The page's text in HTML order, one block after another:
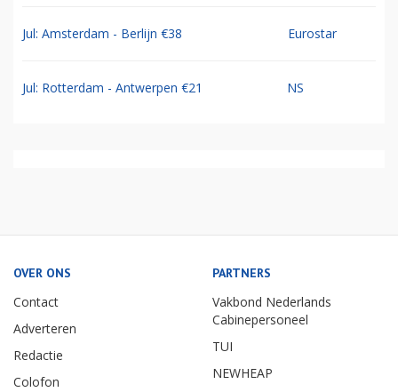
Jul: Amsterdam - Berlijn €38 Eurostar
Jul: Rotterdam - Antwerpen €21 NS
OVER ONS
Contact
Adverteren
Redactie
Colofon
PARTNERS
Vakbond Nederlands
Cabinepersoneel
TUI
NEWHEAP